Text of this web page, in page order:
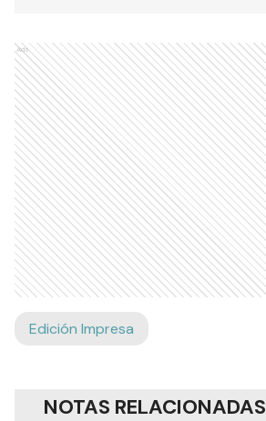
Ads
Edición Impresa
NOTAS RELACIONADAS